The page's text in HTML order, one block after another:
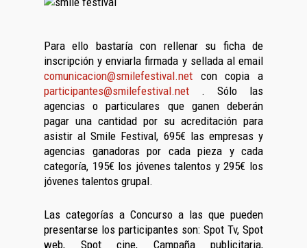
Para ello bastaría con rellenar su ficha de
inscripción y enviarla firmada y sellada al email
comunicacion@smilefestival.net con copia a
participantes@smilefestival.net . Sólo las
agencias o particulares que ganen deberán
pagar una cantidad por su acreditación para
asistir al Smile Festival, 695€ las empresas y
agencias ganadoras por cada pieza y cada
categoría, 195€ los jóvenes talentos y 295€ los
jóvenes talentos grupal.
Las categorías a Concurso a las que pueden
presentarse los participantes son: Spot Tv, Spot
web, Spot cine, Campaña publicitaria,